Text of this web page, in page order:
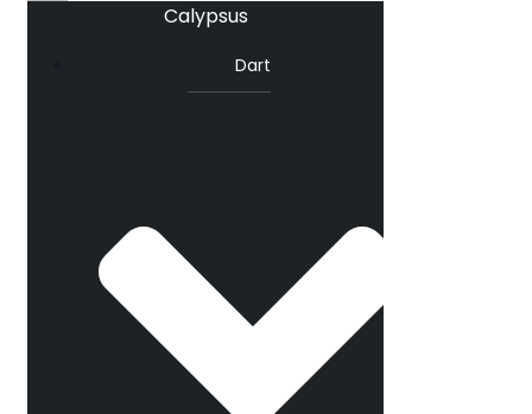
Calypsus
Dart